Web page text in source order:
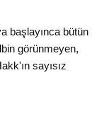
başlayınca bütün
görünmeyen,
sayısız